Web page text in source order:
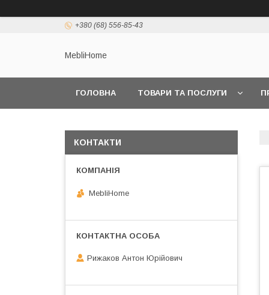
+380 (68) 556-85-43
MebliHome
ГОЛОВНА ТОВАРИ ТА ПОСЛУГИ
КОНТАКТИ
MebliHome
Рижаков Антон Юрійович